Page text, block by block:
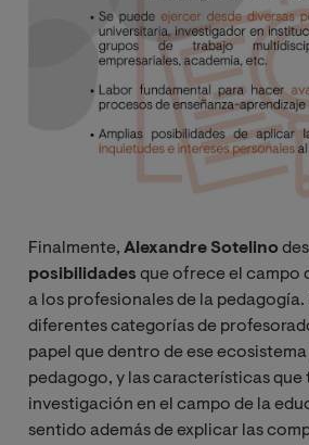
Finalmente, Alexandre Sotelino
posibilidades que ofrece el campo
a los profesionales de la pedagogía.
diferentes categorías de
papel que dentro de ese
pedagogo, y las características que
investigación en el campo de la
sentido además de explicar las